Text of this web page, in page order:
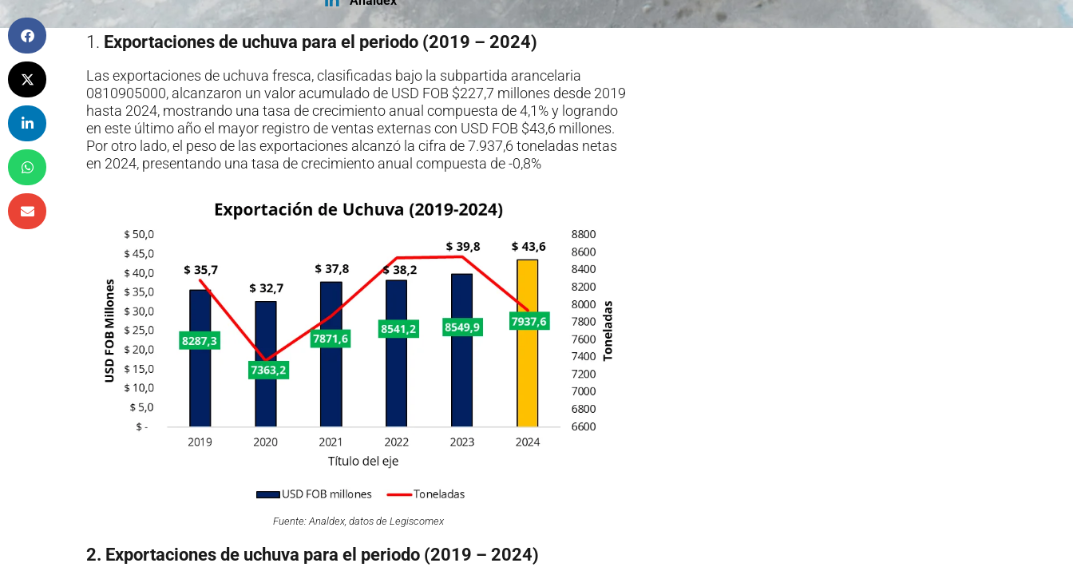
1. Exportaciones de uchuva para el periodo (2019 – 2024)
Las exportaciones de uchuva fresca, clasificadas bajo la subpartida arancelaria
0810905000, alcanzaron un valor acumulado de USD FOB $227,7 millones desde 2019
hasta 2024, mostrando una tasa de crecimiento anual compuesta de 4,1% y logrando
en este último año el mayor registro de ventas externas con USD FOB $43,6 millones.
Por otro lado, el peso de las exportaciones alcanzó la cifra de 7.937,6 toneladas netas
en 2024, presentando una tasa de crecimiento anual compuesta de -0,8%
Fuente: Analdex, datos de Legiscomex
2. Exportaciones de uchuva para el periodo (2019 – 2024)